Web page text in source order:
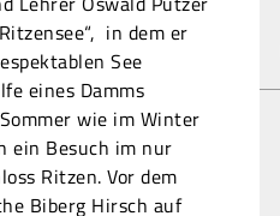
in dem er
See
eines Damms
wie im Winter
ein Besuch im nur
Ritzen. Vor dem
Biberg Hirsch auf